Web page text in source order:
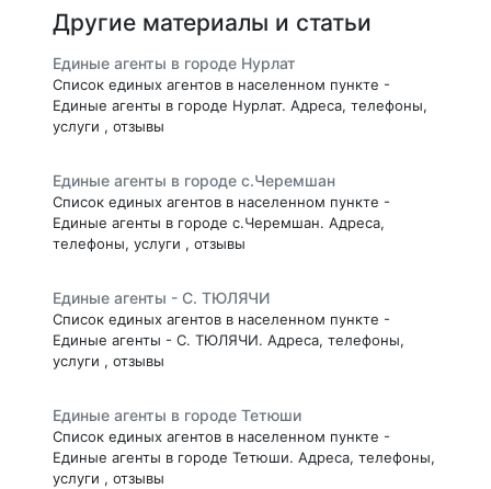
Другие материалы и статьи
Единые агенты в городе Нурлат
Список единых агентов в населенном пункте -
Единые агенты в городе Нурлат. Адреса, телефоны,
услуги , отзывы
Единые агенты в городе с.Черемшан
Список единых агентов в населенном пункте -
Единые агенты в городе с.Черемшан. Адреса,
телефоны, услуги , отзывы
Единые агенты - С. ТЮЛЯЧИ
Список единых агентов в населенном пункте -
Единые агенты - С. ТЮЛЯЧИ. Адреса, телефоны,
услуги , отзывы
Единые агенты в городе Тетюши
Список единых агентов в населенном пункте -
Единые агенты в городе Тетюши. Адреса, телефоны,
услуги , отзывы